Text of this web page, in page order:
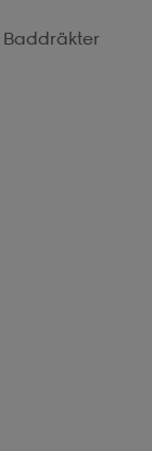
Baddräkter